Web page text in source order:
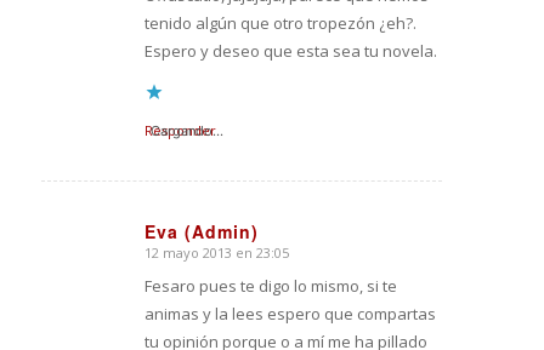
tenido algún que otro tropezón ¿eh?.
Espero y deseo que esta sea tu novela.
Cargando...
Responder
Eva (Admin)
Dice:
12 mayo 2013 en 23:05
Fesaro pues te digo lo mismo, si te
animas y la lees espero que compartas
tu opinión porque o a mí me ha pillado